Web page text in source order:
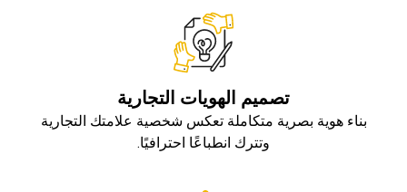
تصميم الهويات التجارية
بناء هوية بصرية متكاملة تعكس شخصية علامتك التجارية
وتترك انطباعًا احترافيًا.